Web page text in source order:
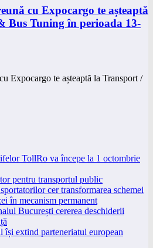
cu Expocargo te așteaptă
Bus Tuning în perioada 13-
Expocargo te așteaptă la Transport /
TollRo va începe la 1 octombrie
pentru transportul public
cer transformarea schemei
în mecanism permanent
București cererea deschiderii
extind parteneriatul european